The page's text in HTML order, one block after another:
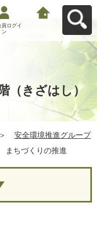
員ログイ
ン
（きざはし）
＞
安全環境推進グループ
まちづくりの推進